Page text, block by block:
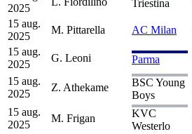
2025
Triestina
15 aug.
2025
M. Pittarella AC Milan
15 aug.
2025
G. Leoni Parma
15 aug.
2025
Z. Athekame
BSC Young
Boys
15 aug.
2025
M. Frigan
KVC
Westerlo